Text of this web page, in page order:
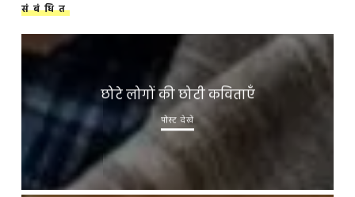
संबंधित
छोटे लोगों की छोटी कविताएँ
पोस्ट देखें